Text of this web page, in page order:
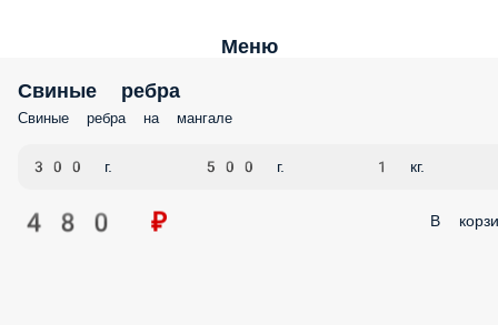
Меню
Свиные ребра
Свиные ребра на мангале
300 г. 500 г. 1 кг.
480 ₽ В